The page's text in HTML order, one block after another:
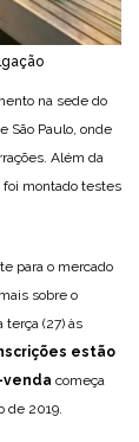
na sede do
São Paulo, onde
Além da
foi montado testes
para o mercado
sobre o
terça (27) às
estão
começa
de 2019.